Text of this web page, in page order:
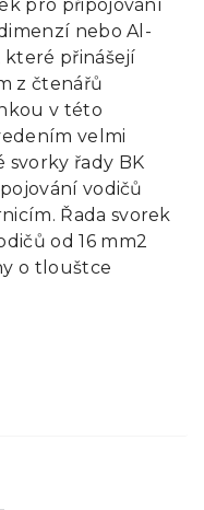
pro připojování
nebo Al-
které přinášejí
z čtenářů
v této
velmi
svorky řady BK
vodičů
Řada svorek
od 16 mm2
o tlouštce